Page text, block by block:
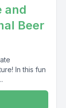
and
Beer
fun